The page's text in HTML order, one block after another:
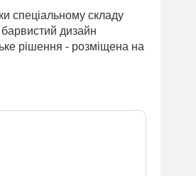
спеціальному складу
дизайн
рішення - розміщена на